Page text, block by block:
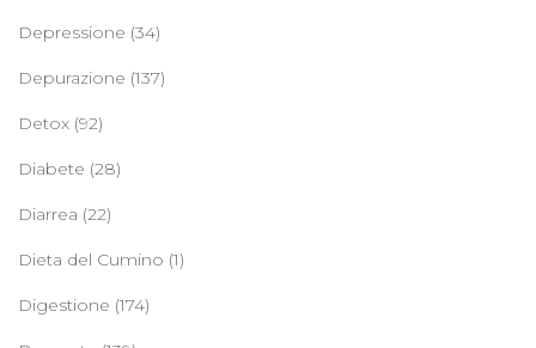
Depressione (34)
Depurazione (137)
Detox (92)
Diabete (28)
Diarrea (22)
Dieta del Cumino (1)
Digestione (174)